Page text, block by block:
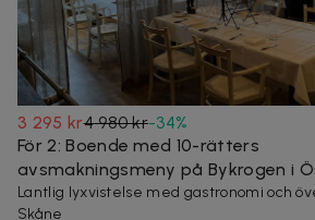
3 295 kr4 980 kr-34%
För 2: Boende med 10-rätters
avsmakningsmeny på Bykrogen i
Lantlig lyxvistelse med gastronomi och
Skåne